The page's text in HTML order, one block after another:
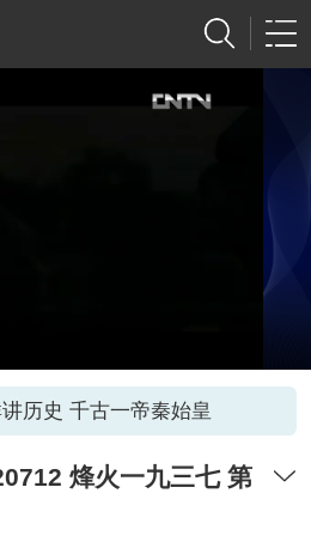
历史 千古一帝秦始皇
烽火一九三七 第